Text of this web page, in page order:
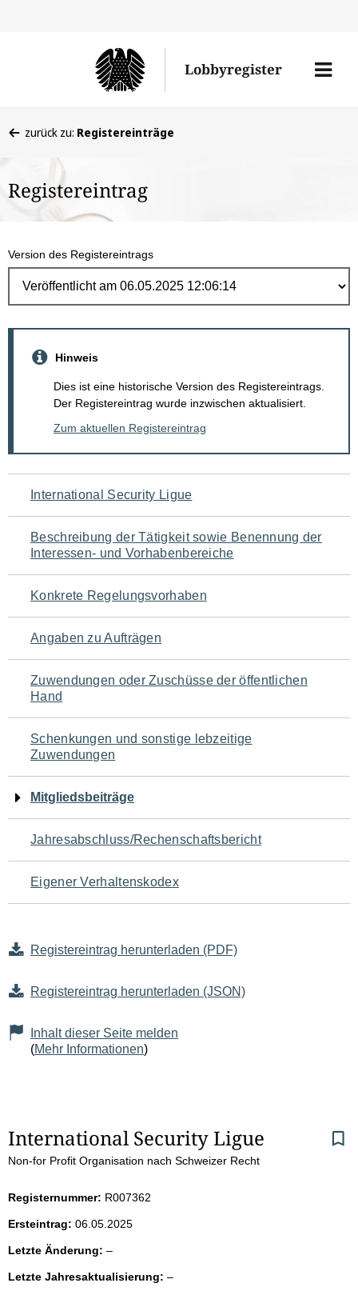
Lobbyregister
Menü
befinden
hier:
zurück zu: Registereinträge
Registereintrag
Version des Registereintrags
Hinweis
Dies ist eine historische Version des Registereintrags.
Der Registereintrag wurde inzwischen aktualisiert.
Zum aktuellen Registereintrag
Navigation
für
den
Seiteninhalt
International Security Ligue
Beschreibung der Tätigkeit sowie Benennung der
Interessen- und Vorhabenbereiche
Konkrete Regelungsvorhaben
Angaben zu Aufträgen
Zuwendungen oder Zuschüsse der öffentlichen
Hand
Schenkungen und sonstige lebzeitige
Zuwendungen
Mitgliedsbeiträge
Jahresabschluss/Rechenschaftsbericht
Eigener Verhaltenskodex
Registereintrag herunterladen (PDF)
Registereintrag herunterladen (JSON)
Inhalt dieser Seite melden
(Mehr Informationen)
S
e
i
t
e
International Security Ligue
Non-for Profit Organisation nach Schweizer Recht
Registernummer: R007362
Ersteintrag: 06.05.2025
Letzte Änderung: –l
e
Letzte Jahresaktualisierung: –l